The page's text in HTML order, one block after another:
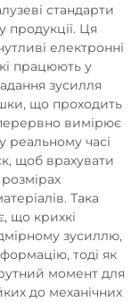
стандарти
продукції. Ця
електронні
працюють у
зусилля
що проходить
вимірює
реальному часі
щоб врахувати
Така
що крихкі
зусиллю,
тоді як
момент для
до механічних